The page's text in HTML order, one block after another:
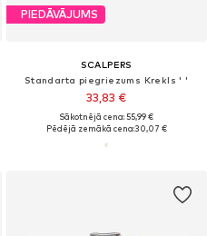
PIEDĀVĀJUMS
SCALPERS
Standarta piegriezums Krekls ' '
33,83 €
Sākotnējā cena: 55,99 €
Pēdējā zemākā cena:30,07 €